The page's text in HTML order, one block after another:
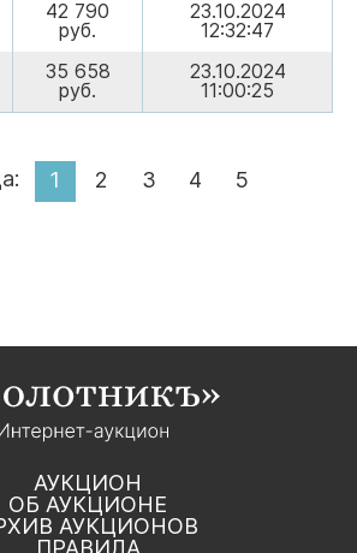
42 790
руб.
23.10.2024
12:32:47
35 658
руб.
23.10.2024
11:00:25
1 2 3 4 5
АУКЦИОН
ОБ АУКЦИОНЕ
АУКЦИОНОВ